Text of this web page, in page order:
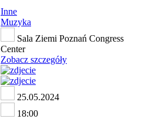
Inne
Muzyka
Sala Ziemi Poznań Congress
Center
Zobacz szczegóły
25.05.2024
18:00